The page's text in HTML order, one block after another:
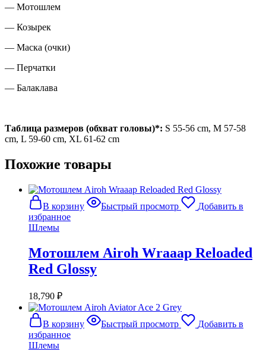
— Мотошлем
— Козырек
— Маска (очки)
— Перчатки
— Балаклава
Таблица размеров (обхват головы)*: S 55-56 cm, M 57-58
cm, L 59-60 cm, XL 61-62 cm
Похожие товары
В корзину Быстрый просмотр
Добавить в
избранное
Шлемы
Мотошлем Airoh Wraaap Reloaded
Red Glossy
18,790 ₽
В корзину Быстрый просмотр
Добавить в
избранное
Шлемы